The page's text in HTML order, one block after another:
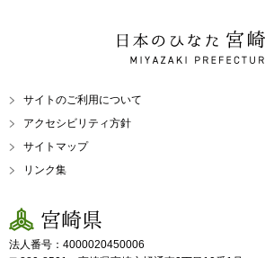
日本のひなた 宮崎県
MIYAZAKI PREFECTURE
サイトのご利用について
アクセシビリティ方針
サイトマップ
リンク集
宮崎県
法人番号：4000020450006